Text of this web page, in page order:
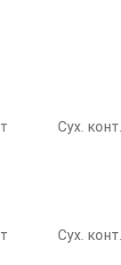
Сух.
Сух.